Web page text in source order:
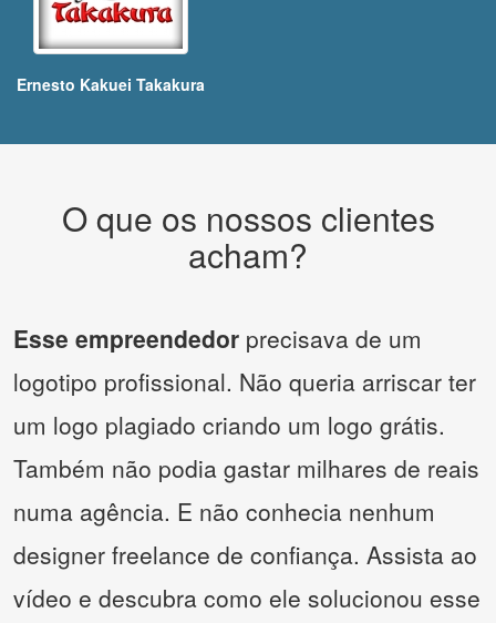
Ernesto Kakuei Takakura
O que os nossos clientes
acham?
Esse empreendedor precisava de um
logotipo profissional. Não queria arriscar ter
um logo plagiado criando um logo grátis.
Também não podia gastar milhares de reais
numa agência. E não conhecia nenhum
designer freelance de confiança. Assista ao
vídeo e descubra como ele solucionou esse